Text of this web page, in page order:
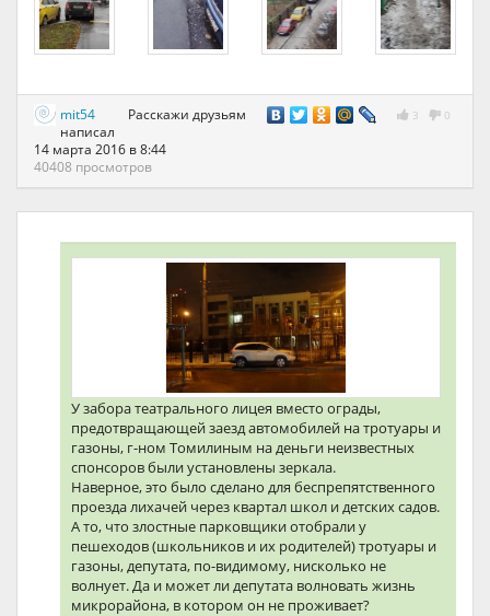
Расскажи друзьям 3 0
mit54
написал
14 марта 2016 в 8:44
40408 просмотров
У забора театрального лицея вместо ограды,
предотвращающей заезд автомобилей на тротуары и
газоны, г-ном Томилиным на деньги неизвестных
спонсоров были установлены зеркала.
Наверное, это было сделано для беспрепятственного
проезда лихачей через квартал школ и детских садов.
А то, что злостные парковщики отобрали у
пешеходов (школьников и их родителей) тротуары и
газоны, депутата, по-видимому, нисколько не
волнует. Да и может ли депутата волновать жизнь
микрорайона, в котором он не проживает?